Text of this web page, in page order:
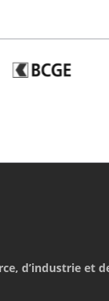
d’industrie et